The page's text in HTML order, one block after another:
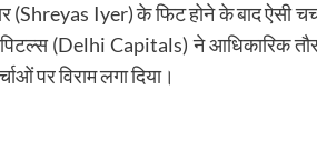
Iyer) के फिट होने के बाद ऐसी
(Delhi Capitals) ने आधिकारिक
पर विराम लगा दिया।